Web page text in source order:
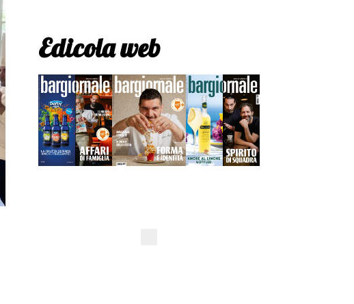
Edicola web